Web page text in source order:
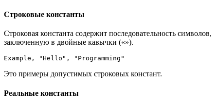
Строковые константы
Строковая константа содержит последовательность символов,
заключенную в двойные кавычки («»).
Example, "Hello", "Programming"
Это примеры допустимых строковых констант.
Реальные константы